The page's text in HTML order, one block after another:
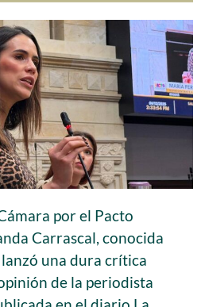
por el Pacto
Carrascal, conocida
una dura crítica
de la periodista